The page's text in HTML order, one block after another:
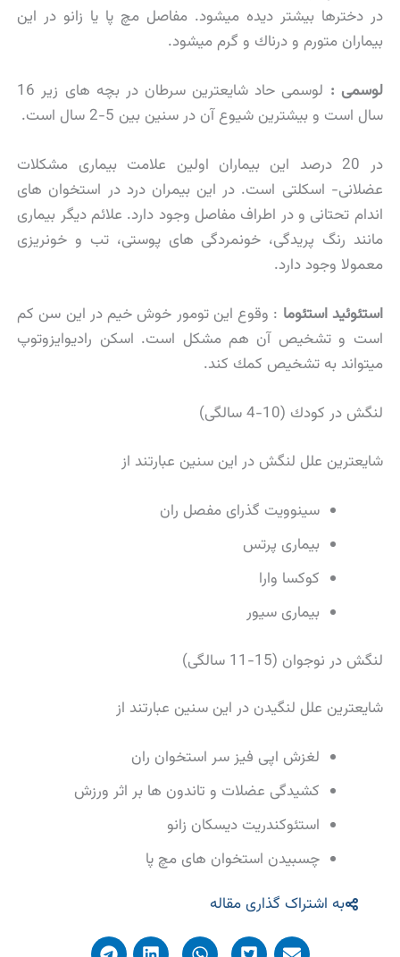
در دخترها بیشتر دیده میشود. مفاصل مچ پا یا زانو در این
بیماران متورم و درناك و گرم میشود.
لوسمی :
لوسمی حاد شایعترین سرطان در بچه های زیر 16
سال است و بیشترین شیوع آن در سنین بین 5-2 سال است.
در 20 درصد این بیماران اولین علامت بیماری مشكلات
عضلانی- اسكلتی است. در این بیمران درد در استخوان های
اندام تحتانی و در اطراف مفاصل وجود دارد. علائم دیگر بیماری
مانند رنگ پریدگی، خونمردگی های پوستی، تب و خونریزی
معمولا وجود دارد.
استئوئید استئوما : وقوع این تومور خوش خیم در این سن كم
است و تشخیص آن هم مشكل است. اسكن رادیوایزوتوپ
میتواند به تشخیص كمك كند.
لنگش در كودك (10-4 سالگی)
شایعترین علل لنگش در این سنین عبارتند از
سینوویت گذرای مفصل ران
بیماری پرتس
كوكسا وارا
بیماری سیور
لنگش در نوجوان (15-11 سالگی)
شایعترین علل لنگیدن در این سنین عبارتند از
لغزش اپی فیز سر استخوان ران
كشیدگی عضلات و تاندون ها بر اثر ورزش
استئوكندریت دیسكان زانو
چسبیدن استخوان های مچ پا
به اشتراک گذاری مقاله